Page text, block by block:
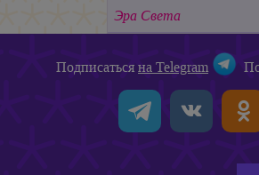
Эра Света
Подписатьсяна Telegram